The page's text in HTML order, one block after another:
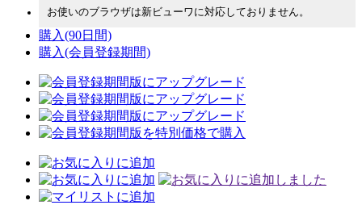
お使いのブラウザは新ビューワに対応しておりません。
購入(90日間)
購入(会員登録期間)